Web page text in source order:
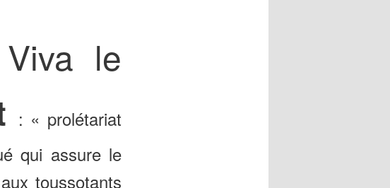
Viva le
: « prolétariat
qui assure le
toussotants